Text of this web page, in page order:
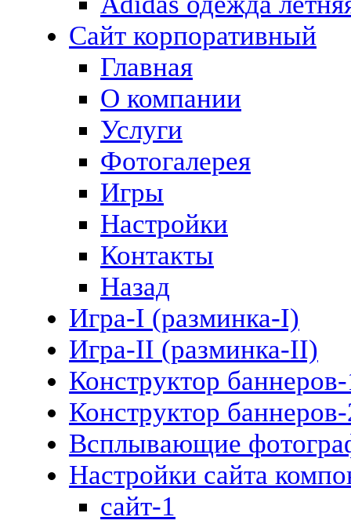
Сайт корпоративный
Главная
О компании
Услуги
Фотогалерея
Игры
Настройки
Контакты
Назад
Игра-I (разминка-I)
Игра-II (разминка-II)
Конструктор
Конструктор
Всплывающие
Настройки сайта
сайт-1